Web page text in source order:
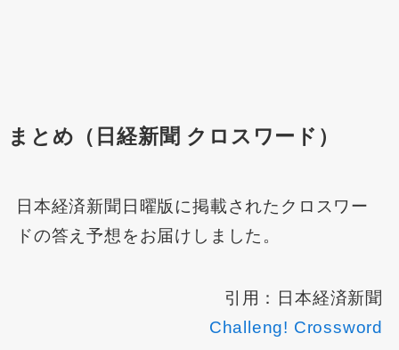
まとめ（日経新聞 クロスワード）
日本経済新聞日曜版に掲載されたクロスワー
ドの答え予想をお届けしました。
引用：日本経済新聞
Challeng! Crossword